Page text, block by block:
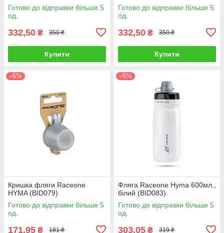
Готово до відправки більше 5
од.
332,50 ₴ 350 ₴
Купити
Готово до відправки більше 5
од.
332,50 ₴ 350 ₴
Купити
–5%
Кришка фляги Raceone
HYMA (BID079)
Готово до відправки більше 5
од.
171,95 ₴ 181 ₴
–5%
Фляга Raceone Hyma 600мл.,
білий (BID083)
Готово до відправки більше 5
од.
303,05 ₴ 319 ₴